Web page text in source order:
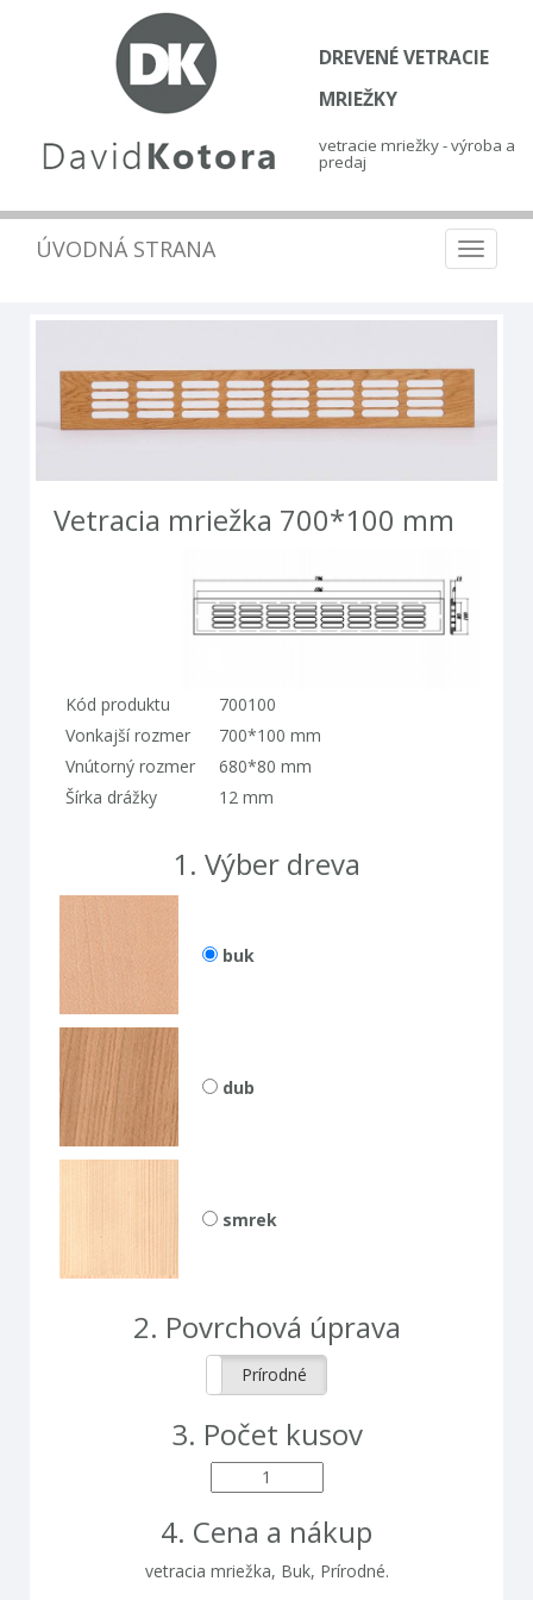
DREVENÉ VETRACIE
MRIEŽKY
vetracie mriežky - výroba a
predaj
Toggle
ÚVODNÁ STRANA
vetracia mriežka 700*100 mm
kód produktu
700100
vonkajší rozmer
700*100 mm
vnútorný rozmer
680*80 mm
šírka drážky
12 mm
1. výber dreva
buk
dub
smrek
2. povrchová úprava
Prírodné
3. počet kusov
4. cena a nákup
vetracia mriežka, Buk, Prírodné.